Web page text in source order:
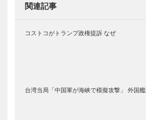
関連記事
コストコがトランプ政権提訴 なぜ
台湾当局「中国軍が海峡で模擬攻撃」 外国